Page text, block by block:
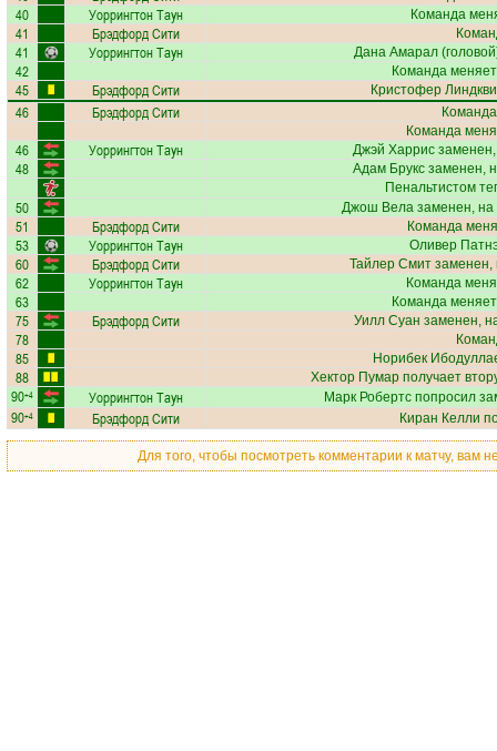
40 Уоррингтон Таун Команда
41 Брэдфорд Сити
41 Уоррингтон Таун Дана Амарал
42 Команда
45 Брэдфорд Сити Кристофер
46 Брэдфорд Сити
Команда
46 Уоррингтон Таун Джэй Харрис
48 Адам Брукс заменен,
Пенальтистом
50 Джош Велазаменен, на
51 Брэдфорд Сити Команда
53 Уоррингтон Таун Оливер
60 Брэдфорд Сити Тайлер Смит заменен,
62 Уоррингтон Таун Команда
63 Команда
75 Брэдфорд Сити Уилл Суан заменен,
78
85 Норибек
88 Хектор Пумарполучает
90+4 Уоррингтон Таун Марк Робертс попросил
90+4 Брэдфорд Сити Киран Келли
Для того, чтобы посмотреть комментарии к матчу, вам